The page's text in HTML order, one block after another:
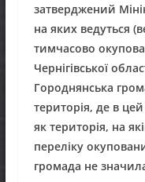
затверджений
на яких ведуться
тимчасово
Чернігівської
Городнянська
територія, де в цей
як територія, на
переліку
громада не